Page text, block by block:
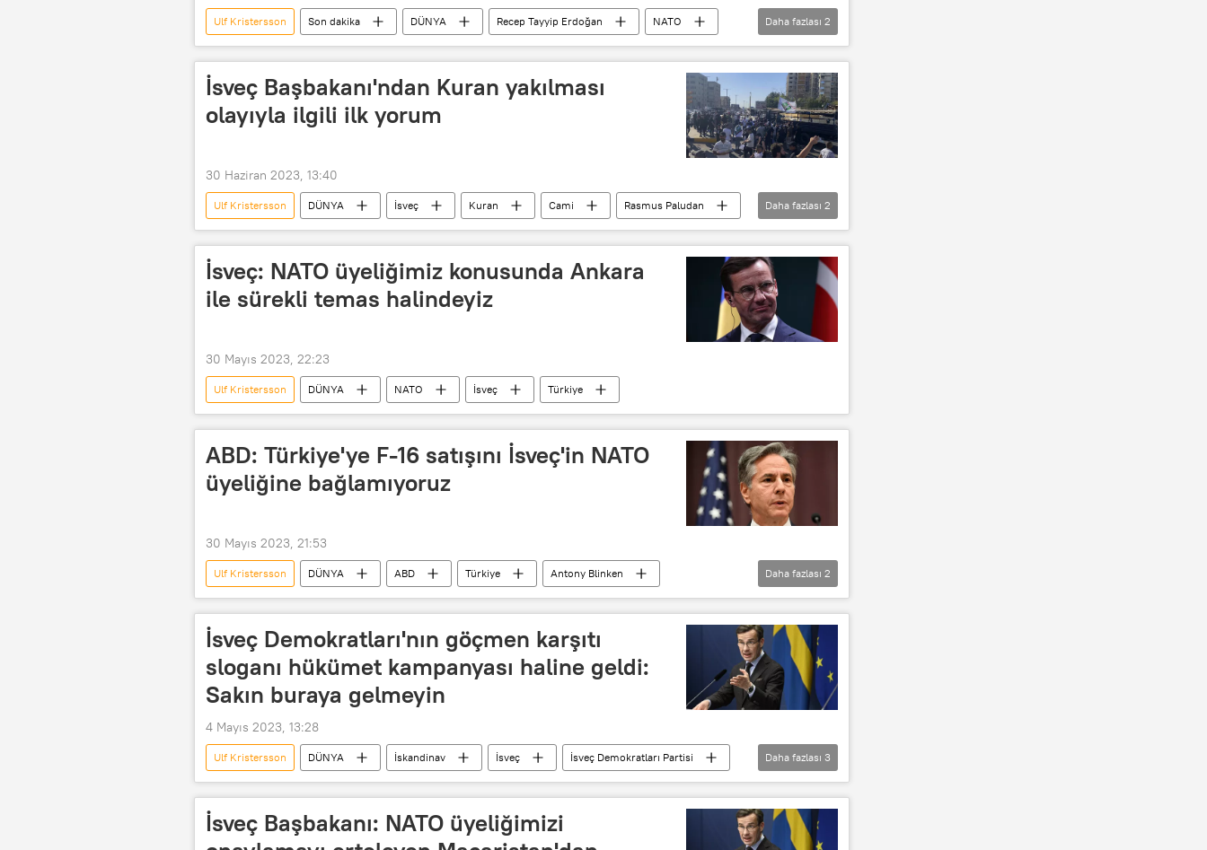
Ulf Kristersson Son dakika DÜNYA Recep Tayyip Erdoğan
NATO
Jens Stoltenberg
Avrupa
Daha fazlası 2
İsveç Başbakanı'ndan Kuran yakılması
olayıyla ilgili ilk yorum
30 Haziran 2023, 13:40
Ulf Kristersson DÜNYA İsveç Kuran Cami
Rasmus Paludan
NATO
Jens Stoltenberg
Daha fazlası 2
İsveç: NATO üyeliğimiz konusunda Ankara
ile sürekli temas halindeyiz
30 Mayıs 2023, 22:23
Ulf Kristersson DÜNYA NATO İsveç Türkiye
ABD: Türkiye'ye F-16 satışını İsveç'in NATO
üyeliğine bağlamıyoruz
30 Mayıs 2023, 21:53
Ulf Kristersson DÜNYA ABD Türkiye
Antony Blinken
Joe Biden
İsveç NATO
Daha fazlası 2
İsveç Demokratları'nın göçmen karşıtı
sloganı hükümet kampanyası haline geldi:
Sakın buraya gelmeyin
4 Mayıs 2023, 13:28
Ulf Kristersson DÜNYA İskandinav İsveç
İsveç Demokratları Partisi
Göç
Göçmen Danimarka
Daha fazlası 3
İsveç Başbakanı: NATO üyeliğimizi